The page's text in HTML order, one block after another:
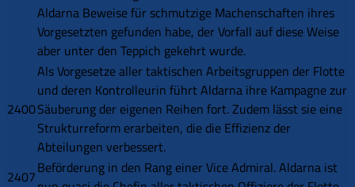
Aldarna Beweise für schmutzige Machenschaften ihres
Vorgesetzten gefunden habe, der Vorfall auf diese Weise
aber unter den Teppich gekehrt wurde.
2400
Als Vorgesetze aller taktischen Arbeitsgruppen der Flotte
und deren Kontrolleurin führt Aldarna ihre Kampagne zur
Säuberung der eigenen Reihen fort. Zudem lässt sie eine
Strukturreform erarbeiten, die die Effizienz der
Abteilungen verbessert.
2407Beförderung in den Rang einer Vice Admiral. Aldarna ist